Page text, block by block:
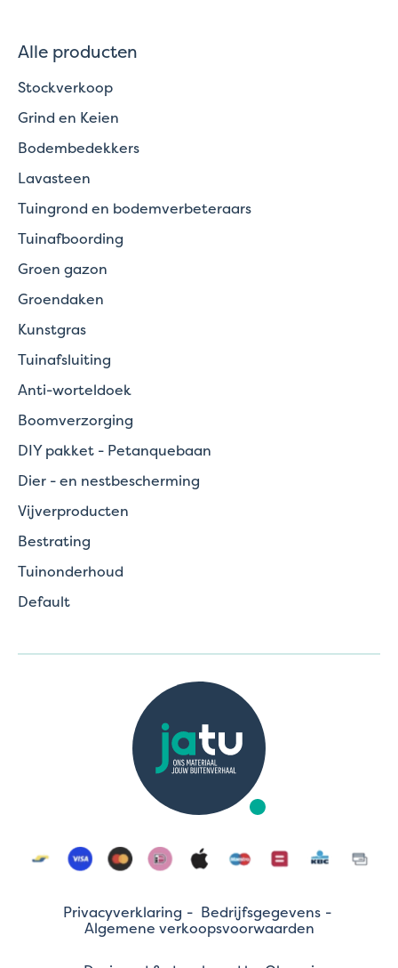
Alle producten
Stockverkoop
Grind en Keien
Bodembedekkers
Lavasteen
Tuingrond en bodemverbeteraars
Tuinafboording
Groen gazon
Groendaken
Kunstgras
Tuinafsluiting
Anti-worteldoek
Boomverzorging
DIY pakket - Petanquebaan
Dier - en nestbescherming
Vijverproducten
Bestrating
Tuinonderhoud
Default
Privacyverklaring
Bedrijfsgegevens
Algemene verkoopsvoorwaarden